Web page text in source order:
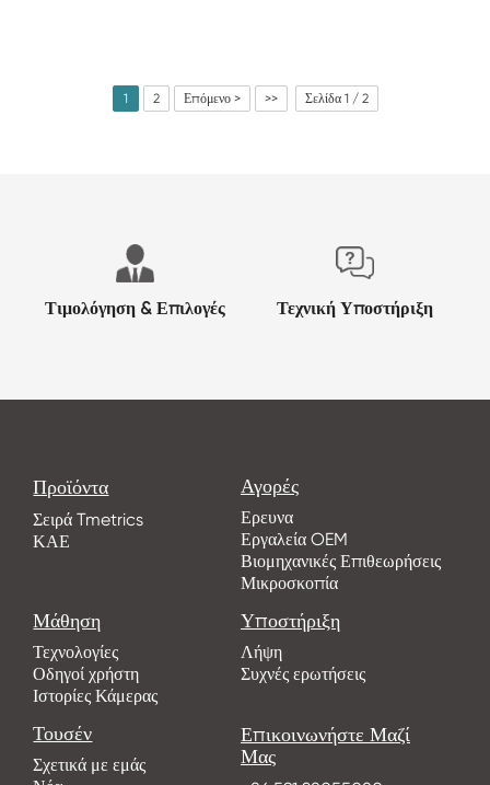
1 2 Επόμενο > >> Σελίδα 1 / 2
Τιμολόγηση & Επιλογές Τεχνική Υποστήριξη
Προϊόντα
Σειρά Tmetrics
ΚΑΕ
Αγορές
Ερευνα
Εργαλεία OEM
Βιομηχανικές Επιθεωρήσεις
Μικροσκοπία
Μάθηση
Τεχνολογίες
Οδηγοί χρήστη
Ιστορίες Κάμερας
Υποστήριξη
Λήψη
Συχνές ερωτήσεις
Τουσέν
Σχετικά με εμάς
Επικοινωνήστε Μαζί
Μας